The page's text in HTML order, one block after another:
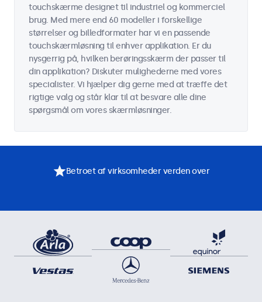
touchskærme designet til industriel og kommerciel
brug. Med mere end 60 modeller i forskellige
størrelser og billedformater har vi en passende
touchskærmløsning til enhver applikation. Er du
nysgerrig på, hvilken berøringsskærm der passer til
din applikation? Diskuter mulighederne med vores
specialister. Vi hjælper dig gerne med at træffe det
rigtige valg og står klar til at besvare alle dine
spørgsmål om vores skærmløsninger.
Betroet af virksomheder verden over